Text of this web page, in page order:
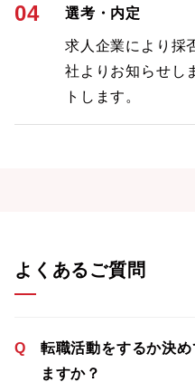
04 選考・内定
求人企業により採
社よりお知らせし
トします。
よくあるご質問
Q
転職活動をするか決
ますか？